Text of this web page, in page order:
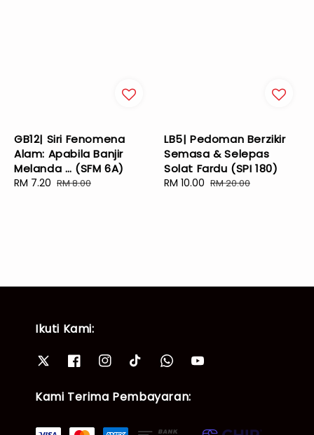
GB12| Siri Fenomena
Alam: Apabila Banjir
Melanda … (SFM 6A)
Sale
RM 7.20 Regular
RM 8.00
LB5| Pedoman Berzikir
Semasa & Selepas
Solat Fardu (SPI 180)
Sale
RM 10.00 Regular
RM 20.00
Ikuti Kami:
Kami Terima Pembayaran: